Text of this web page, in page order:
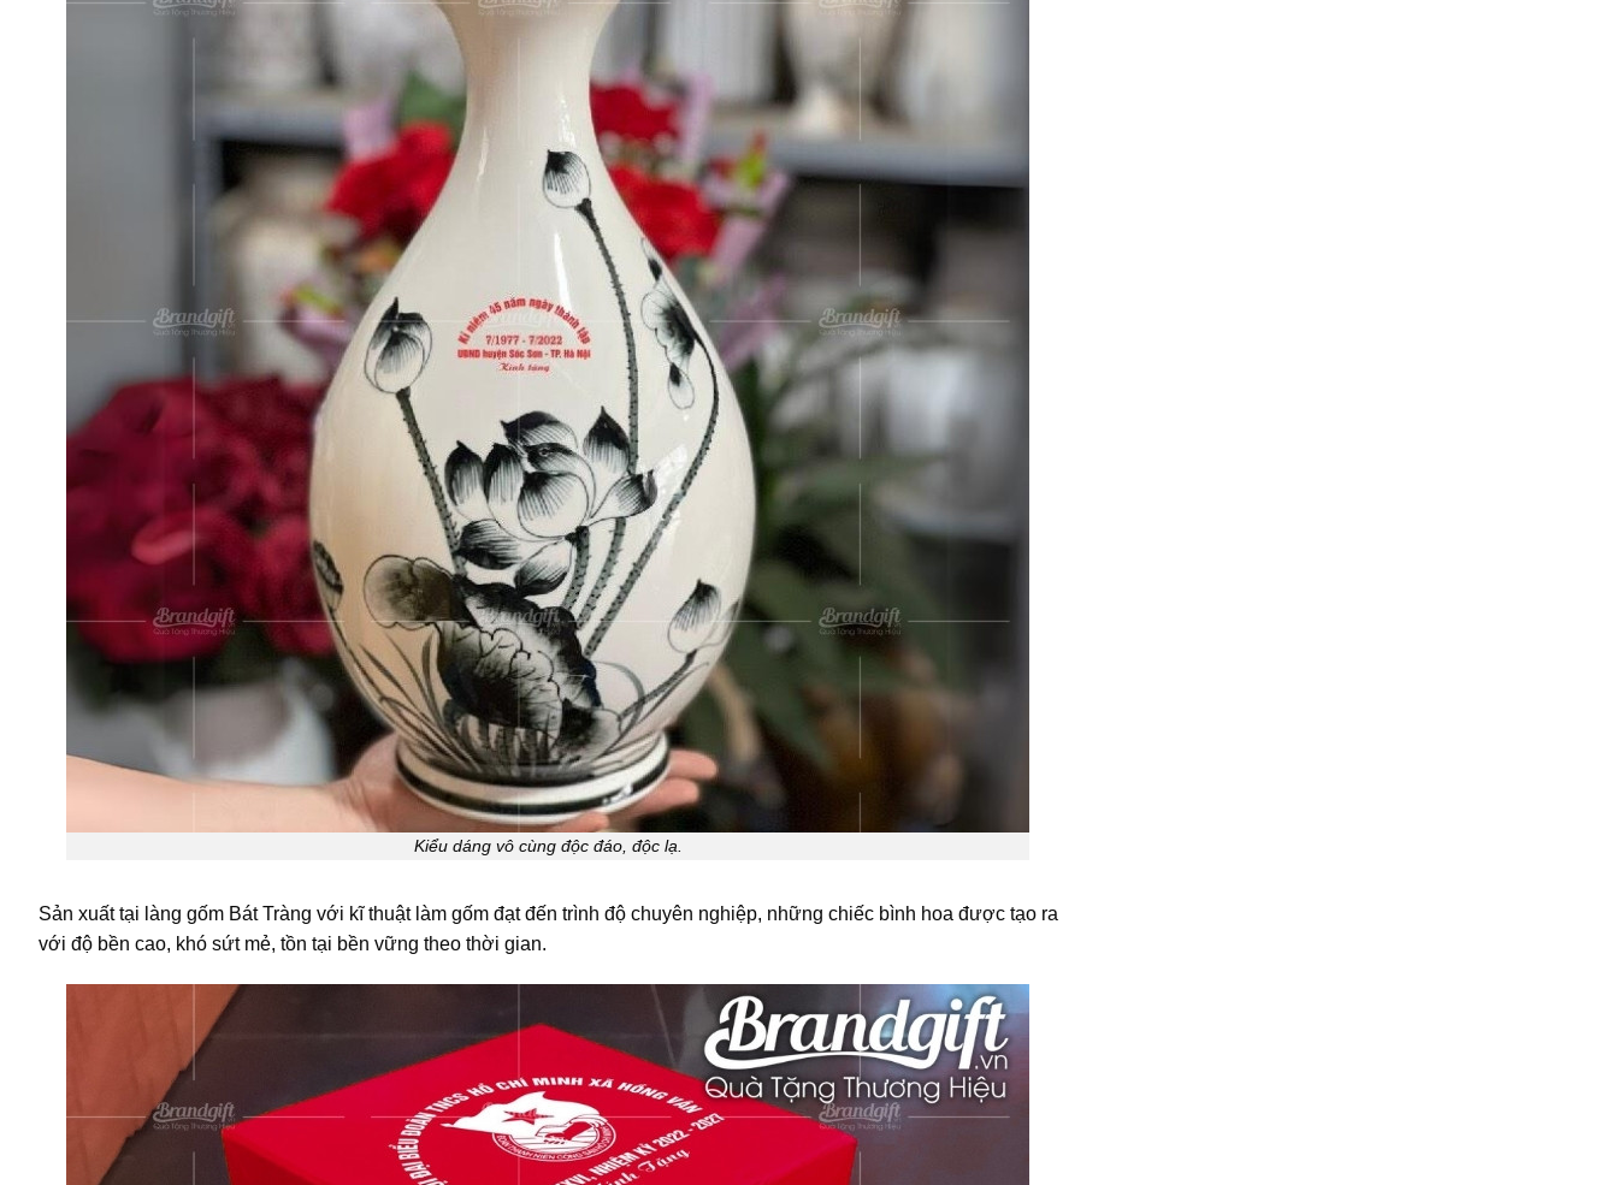
Kiểu dáng vô cùng độc đáo, độc lạ.
Sản xuất tại làng gốm Bát Tràng với kĩ thuật làm gốm đạt đến trình độ chuyên nghiệp, những chiếc bình hoa được tạo ra
với độ bền cao, khó sứt mẻ, tồn tại bền vững theo thời gian.